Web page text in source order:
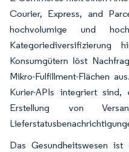
Courier, Express, and
hochvolumige und
Kategoriediversifizierung
Konsumgütern löst
Mikro-Fulfillment-Flächen
Kurier-APIs integriert sind,
Erstellung von
Das Gesundheitswesen